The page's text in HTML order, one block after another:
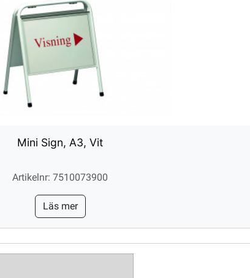
Mini Sign, A3, Vit
Artikelnr: 7510073900
Läs mer